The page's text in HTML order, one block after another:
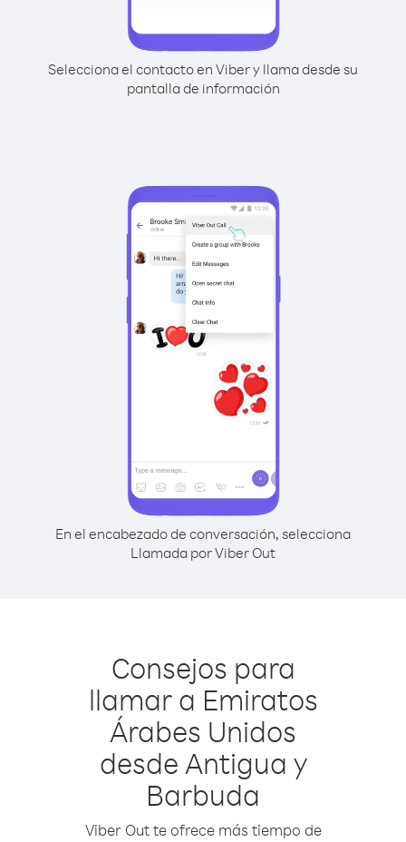
Selecciona el contacto en Viber y llama desde su
pantalla de información
En el encabezado de conversación, selecciona
Llamada por Viber Out
Consejos para
llamar a Emiratos
Árabes Unidos
desde Antigua y
Barbuda
Viber Out te ofrece más tiempo de